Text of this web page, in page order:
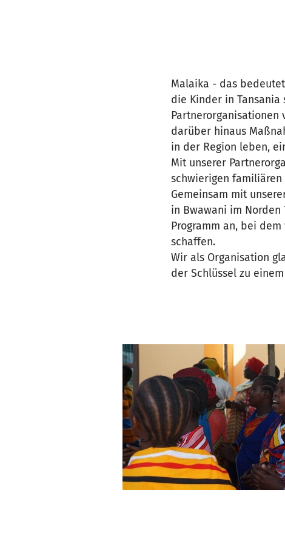
Malaika - das
die Kinder in Tansania
Partnerorganisationen
darüber hinaus
in der Region leben,
Mit unserer
schwierigen familiären
Gemeinsam mit
in Bwawani im
Programm an, bei
schaffen.
Wir als Organisation
der Schlüssel zu